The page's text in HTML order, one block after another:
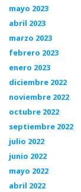
mayo 2023
abril 2023
marzo 2023
febrero 2023
enero 2023
diciembre 2022
noviembre 2022
octubre 2022
septiembre 2022
julio 2022
junio 2022
mayo 2022
abril 2022